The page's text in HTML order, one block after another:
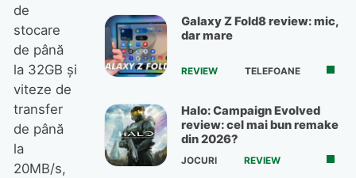
de
stocare
de până
la 32GB şi
viteze de
transfer
de până
la
20MB/s,
Galaxy Z Fold8 review: mic,
dar mare
REVIEW TELEFOANE
Halo: Campaign Evolved
review: cel mai bun remake
din 2026?
JOCURI REVIEW